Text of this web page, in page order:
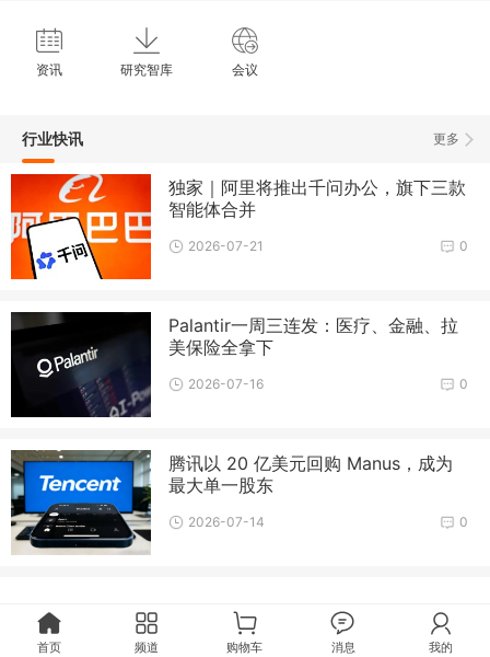
资讯 研究智库 会议
更多
行业快讯
独家｜阿里将推出千问办公，旗下三款
智能体合并
0
2026-07-21
Palantir一周三连发：医疗、金融、拉
美保险全拿下
0
2026-07-16
腾讯以 20 亿美元回购 Manus，成为
最大单一股东
0
2026-07-14
首页 频道 购物车 消息 我的